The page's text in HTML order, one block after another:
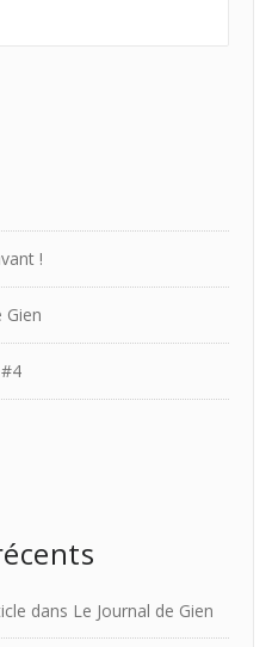
!
Gien
dans Le Journal de Gien